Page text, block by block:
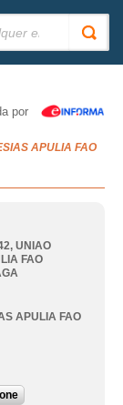
por
APULIA FAO
, UNIAO
FAO
APULIA FAO